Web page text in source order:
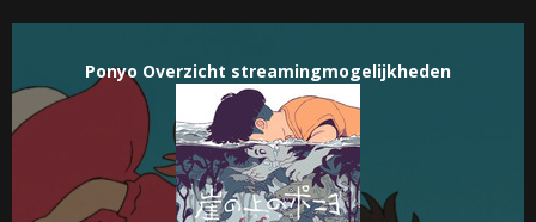
Ponyo Overzicht streamingmogelijkheden